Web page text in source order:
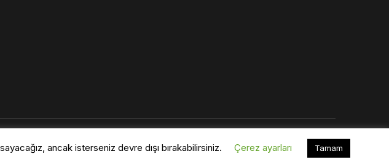
Normal (100%) 0
Saklıdır.ancak isterseniz devre dışı bırakabilirsiniz. Çerez ayarları Tamam